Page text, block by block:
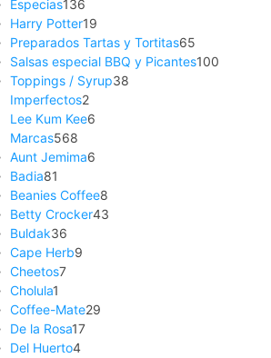
Especias136
Harry Potter19
Preparados Tartas y Tortitas65
Salsas especial BBQ y Picantes100
Toppings / Syrup38
Imperfectos2
Lee Kum Kee6
Marcas568
Aunt Jemima6
Badia81
Beanies Coffee8
Betty Crocker43
Buldak36
Cape Herb9
Cheetos7
Cholula1
Coffee-Mate29
De la Rosa17
Del Huerto4